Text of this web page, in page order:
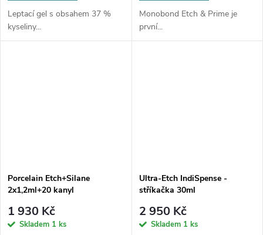
Leptací gel s obsahem 37 %
kyseliny...
Monobond Etch & Prime je
první...
Porcelain Etch+Silane
2x1,2ml+20 kanyl
1 930 Kč
Skladem 1 ks
Ultra-Etch IndiSpense -
stříkačka 30ml
2 950 Kč
Skladem 1 ks